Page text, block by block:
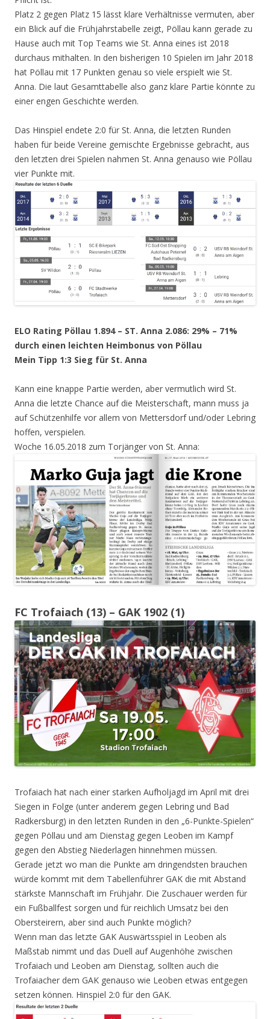
Platz 2 gegen Platz 15 lässt klare Verhältnisse vermuten, aber
ein Blick auf die Frühjahrstabelle zeigt, Pöllau kann gerade zu
Hause auch mit Top Teams wie St. Anna eines ist 2018
durchaus mithalten. In den bisherigen 10 Spielen im Jahr 2018
hat Pöllau mit 17 Punkten genau so viele erspielt wie St.
Anna. Die laut Gesamttabelle also ganz klare Partie könnte zu
einer engen Geschichte werden.
Das Hinspiel endete 2:0 für St. Anna, die letzten Runden
haben für beide Vereine gemischte Ergebnisse gebracht, aus
den letzten drei Spielen nahmen St. Anna genauso wie Pöllau
vier Punkte mit.
ELO Rating Pöllau 1.894 – ST. Anna 2.086: 29% – 71%
durch einen leichten Heimbonus von Pöllau
Mein Tipp 1:3 Sieg für St. Anna
Kann eine knappe Partie werden, aber vermutlich wird St.
Anna die letzte Chance auf die Meisterschaft, mann muss ja
auf Schützenhilfe vor allem von Mettersdorf und/oder Lebring
hoffen, verspielen.
Woche 16.05.2018 zum Torjänger von St. Anna:
FC Trofaiach (13) – GAK 1902 (1)
Trofaiach hat nach einer starken Aufholjagd im April mit drei
Siegen in Folge (unter anderem gegen Lebring und Bad
Radkersburg) in den letzten Runden in den „6-Punkte-Spielen“
gegen Pöllau und am Dienstag gegen Leoben im Kampf
gegen den Abstieg Niederlagen hinnehmen müssen.
Gerade jetzt wo man die Punkte am dringendsten brauchen
würde kommt mit dem Tabellenführer GAK die mit Abstand
stärkste Mannschaft im Frühjahr. Die Zuschauer werden für
ein Fußballfest sorgen und für reichlich Umsatz bei den
Obersteirern, aber sind auch Punkte möglich?
Wenn man das letzte GAK Auswärtsspiel in Leoben als
Maßstab nimmt und das Duell auf Augenhöhe zwischen
Trofaiach und Leoben am Dienstag, sollten auch die
Trofaiacher dem GAK genauso wie Leoben etwas entgegen
setzen können. Hinspiel 2:0 für den GAK.